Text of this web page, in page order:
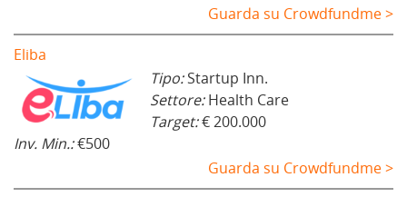
Guarda su Crowdfundme >
Eliba
Tipo:Startup Inn.
Settore:Health Care
Target:€ 200.000
Inv. Min.:€500
Guarda su Crowdfundme >